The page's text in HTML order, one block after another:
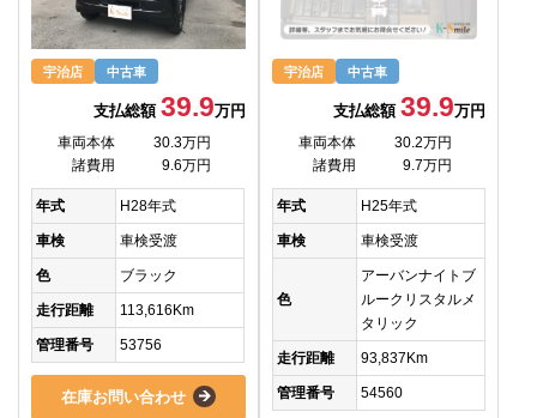
宇治店 中古車
支払総額 39.9万円
車両本体
30.3万円
諸費用
9.6万円
年式 H28年式
車検 車検受渡
色 ブラック
走行距離 113,616Km
管理番号 53756
在庫お問い合わせ
宇治店 中古車
支払総額39.9万円
車両本体
30.2万円
諸費用
9.7万円
年式 H25年式
車検 車検受渡
色
アーバンナイトブ
ルークリスタルメ
タリック
走行距離 93,837Km
管理番号 54560